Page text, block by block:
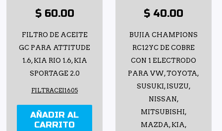
$ 60.00
FILTRO DE ACEITE
GC PARA ATTITUDE
1.6, KIA RIO 1.6, KIA
SPORTAGE 2.0
FILTRACEI1605
AÑADIR AL
CARRITO
$ 40.00
BUJIA CHAMPIONS
RC12YC DE COBRE
CON 1 ELECTRODO
PARA VW, TOYOTA,
SUSUKI, ISUZU,
NISSAN,
MITSUBISHI,
MAZDA, KIA,